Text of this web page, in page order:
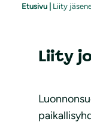
Etusivu Liity
Liity